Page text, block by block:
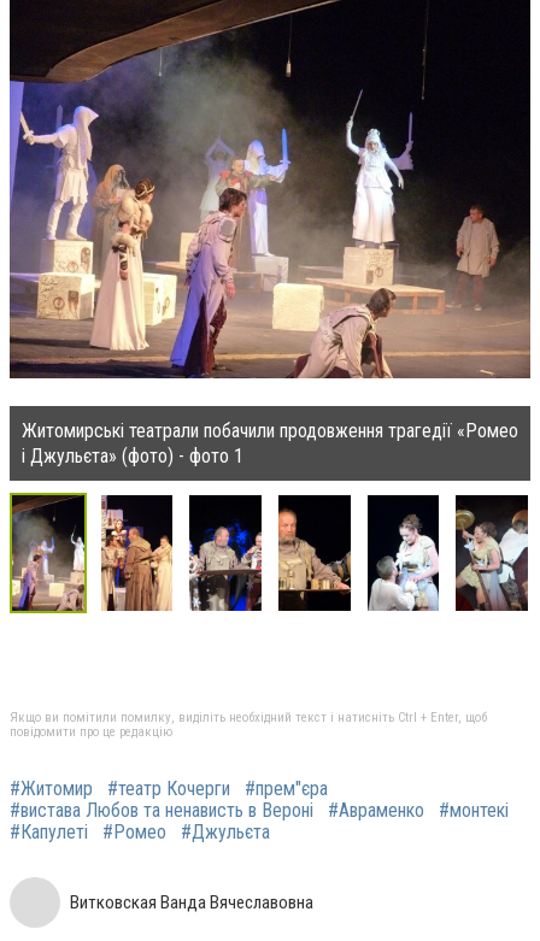
Житомирські театрали побачили продовження трагедії «Ромео
і Джульєта» (фото) - фото 1
Якщо ви помітили помилку, виділіть необхідний текст і натисніть Ctrl + Enter, щоб
повідомити про це редакцію
#Житомир #театр Кочерги
#прем"єра
#вистава Любов та ненависть в Вероні
#Авраменко
#монтекі
#Капулеті
#Ромео #Джульєта
Витковская Ванда Вячеславовна